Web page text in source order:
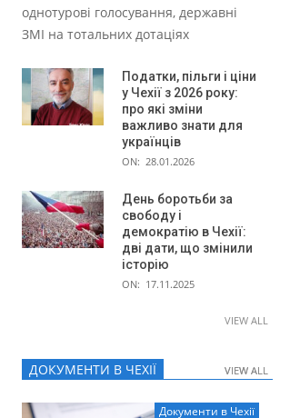
однотурові голосування, державні
ЗМІ на тотальних дотаціях
Податки, пільги і ціни
у Чехії з 2026 року:
про які зміни
важливо знати для
українців
ON: 28.01.2026
День боротьби за
свободу і
демократію в Чехії:
дві дати, що змінили
історію
ON: 17.11.2025
VIEW ALL
ДОКУМЕНТИ В ЧЕХІЇ VIEW ALL
Документи в Чехії
VIEW ALL